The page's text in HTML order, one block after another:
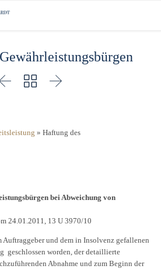
 
» Haftung des
bei Abweichung von
24.01.2011, 13 U 3970/10
Auftraggeber und dem in Insolvenz gefallenen
geschlossen worden, der detaillierte
Abnahme und zum Beginn der